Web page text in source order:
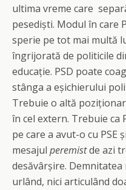
ultima vreme care
pesediști. Modul în care
sperie pe tot mai multă
îngrijorată de politicile
educație. PSD poate
stânga a eșichierului
Trebuie o altă
în cel extern. Trebuie ca
pe care a avut-o cu PSE
mesajul peremistde azi
desăvârșire.
urlând, nici articulând